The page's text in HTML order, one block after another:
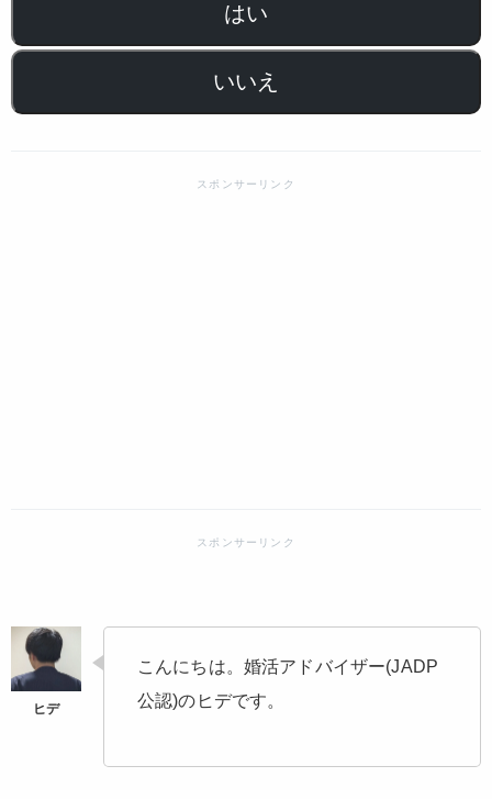
はい
いいえ
こんにちは。婚活アドバイザー(JADP
公認)のヒデです。